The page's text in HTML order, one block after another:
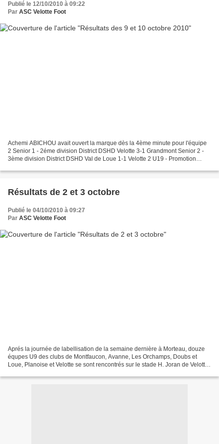
Publié le 12/10/2010 à 09:22
Par ASC Velotte Foot
Achemi ABICHOU avait ouvert la marque dès la 4ème minute pour l'équipe
2 Senior 1 - 2éme division District DSHD Velotte 3-1 Grandmont Senior 2 -
3ème division District DSHD Val de Loue 1-1 Velotte 2 U19 - Promotion
Résultats de 2 et 3 octobre
Publié le 04/10/2010 à 09:27
Par ASC Velotte Foot
Aprés la journée de labellisation de la semaine dernière à Morteau, douze
équpes U9 des clubs de Montfaucon, Avanne, Les Orchamps, Doubs et
Loue, Planoise et Velotte se sont rencontrés sur le stade H. Joran de Velotte.